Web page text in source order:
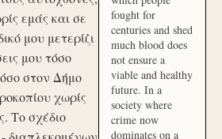
εμάς και σε
μου μετερίζι
μου τόσο
στον Δήμο
χωρίς
Το σχέδιο
fought for
centuries and shed
much blood does
not ensure a
viable and healthy
future. In a
society where
crime now
dominates on a